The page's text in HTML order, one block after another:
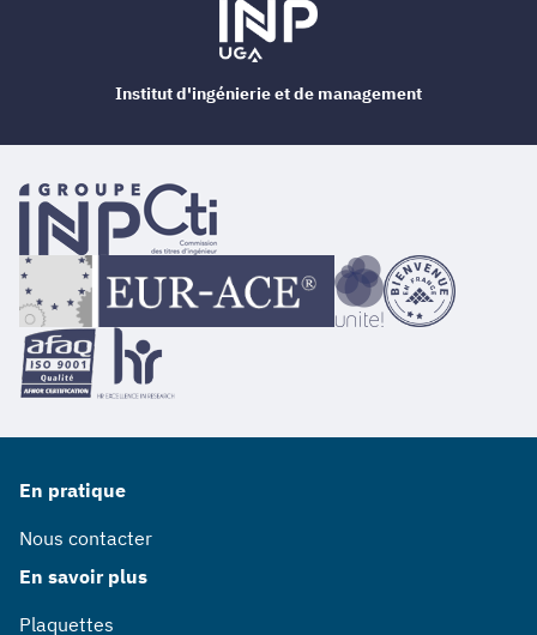
En pratique
Nous contacter
En savoir plus
Plaquettes
Institut d'ingénierie et de management